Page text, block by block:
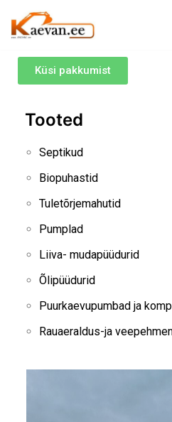
Skip
to
content
Küsi pakkumist
Tooted
Septikud
Biopuhastid
Tuletõrjemahutid
Pumplad
Liiva- mudapüüdurid
Õlipüüdurid
Puurkaevupumbad ja
Rauaeraldus-ja